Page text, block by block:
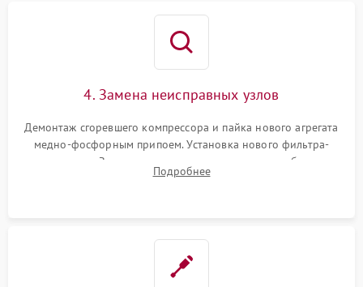
4. Замена неисправных узлов
Демонтаж сгоревшего компрессора и пайка нового агрегата
медно-фосфорным припоем. Установка нового фильтра-
осушителя. Замена изношенных вентиляторов обдува,
сломанных заслонок или поврежденных дверных петель.
Подробнее